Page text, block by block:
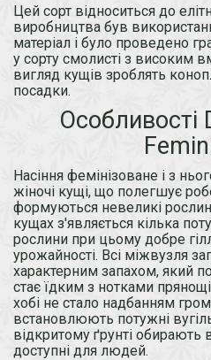
Цей сорт відноситься до
виробництва був
матеріал і було проведено
у сорту смолисті з високим
вигляд кущів зроблять
посадки.
Особливості
Насіння фемінізоване і з
жіночі кущі, що полегшує
формуються невеликі
кущах з'являється кілька
рослини при цьому добре
урожайності. Всі міжвузля
характерним запахом, який
стає їдким з нотками
хобі не стало надбанням
встановлюють потужні
відкритому ґрунті обирають
доступні для людей.